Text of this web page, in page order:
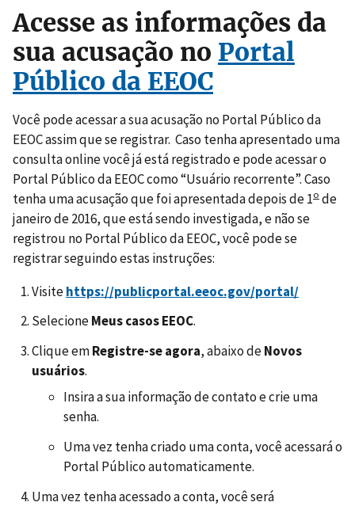
Acesse as informações da
sua acusação no Portal
Público da EEOC
Você pode acessar a sua acusação no Portal Público da
EEOC assim que se registrar. Caso tenha apresentado uma
consulta online você já está registrado e pode acessar o
Portal Público da EEOC como “Usuário recorrente”. Caso
tenha uma acusação que foi apresentada depois de 1o de
janeiro de 2016, que está sendo investigada, e não se
registrou no Portal Público da EEOC, você pode se
registrar seguindo estas instruções:
Visitehttps://publicportal.eeoc.gov/portal/
SelecioneMeus casos EEOC.
Clique emRegistre-se agora, abaixo deNovos
usuários.
Insira a sua informação de contato e crie uma
senha.
Uma vez tenha criado uma conta, você acessará o
Portal Público automaticamente.
Uma vez tenha acessado a conta, você será